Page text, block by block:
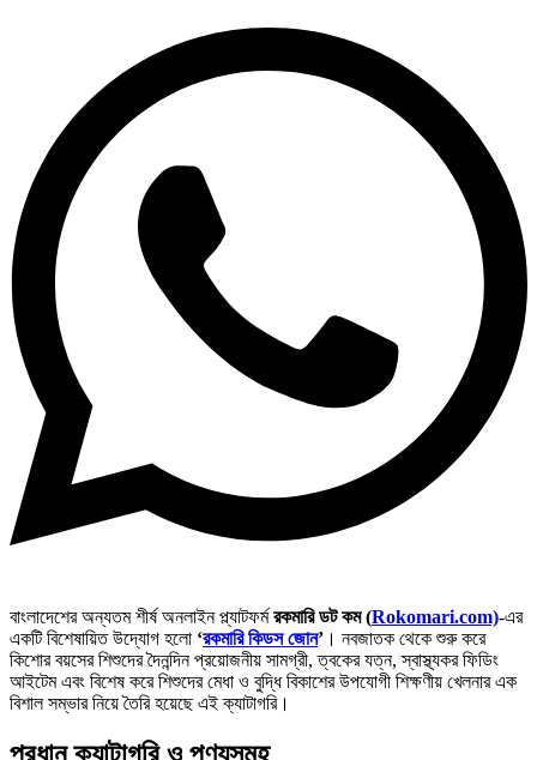
বাংলাদেশের অন্যতম শীর্ষ অনলাইন প্ল্যাটফর্মরকমারি ডট কম (Rokomari.com)-এর
একটি বিশেষায়িত উদ্যোগ হলো ‘রকমারি কিডস জোন’ । নবজাতক থেকে শুরু করে
কিশোর বয়সের শিশুদের দৈনন্দিন প্রয়োজনীয় সামগ্রী, ত্বকের যত্ন, স্বাস্থ্যকর ফিডিং
আইটেম এবং বিশেষ করে শিশুদের মেধা ও বুদ্ধি বিকাশের উপযোগী শিক্ষণীয় খেলনার এক
বিশাল সম্ভার নিয়ে তৈরি হয়েছে এই ক্যাটাগরি।
প্রধান ক্যাটাগরি ও পণ্যসমূহ